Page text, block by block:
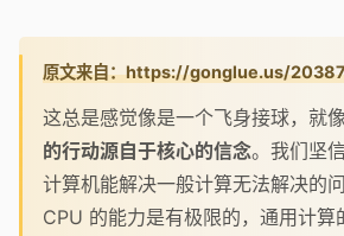
原文来自：https://gonglue.us/
这总是感觉像是一个飞身接球，就
的行动源自于核心的信念。我们坚
计算机能解决一般计算无法解决的
CPU 的能力是有极限的，通用计算